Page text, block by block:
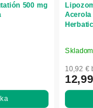
500 mg
Skladom
10,92 €